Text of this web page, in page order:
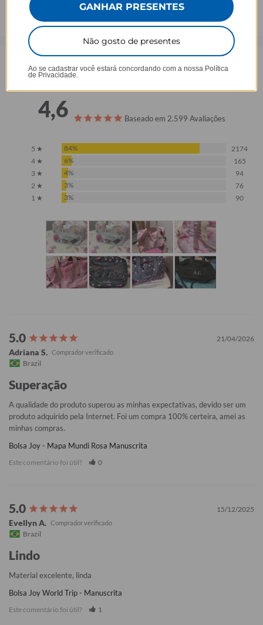
Opinião dos consumidores
4,6 Baseado em 2.599 Avaliações
5 ★ 84%
2174
4 ★
6%
165
3 ★
4%
94
2 ★
3%
76
1 ★
3% 90
21/04/2026
Adriana S.
Brazil
Superação
A qualidade do produto superou as minhas expectativas, devido ser um
produto adquirido pela Internet. Foi um compra 100% certeira, amei as
minhas compras.
Bolsa Joy - Mapa Mundi Rosa Manuscrita
Este comentário foi útil? 0
15/12/2025
Evellyn A.
Brazil
Lindo
Material excelente, linda
Bolsa Joy World Trip - Manuscrita
Este comentário foi útil? 1
GANHAR PRESENTES
Não gosto de presentes
Ao se cadastrar você estará concordando com a nossa Política
de Privacidade.